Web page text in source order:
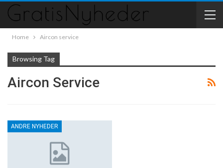
Home Aircon service
Browsing Tag
Aircon Service
ANDRE NYHEDER